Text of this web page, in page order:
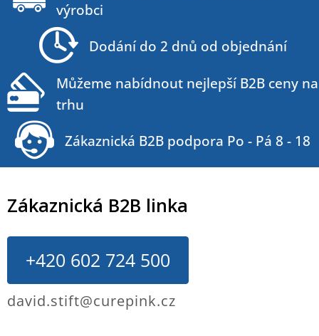
Zákaznická B2B linka
+420 602 724 500
david.stift@curepink.cz
výrobci
Dodání do 2 dnů od objednání
Můžeme nabídnout nejlepší B2B ceny na
trhu
Zákaznická B2B podpora Po - Pá 8 - 18